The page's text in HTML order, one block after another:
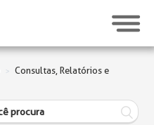
Consultas, Relatórios e